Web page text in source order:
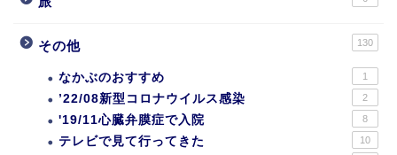
その他 130
なかぶのおすすめ 1
’22/08新型コロナウイルス感染 2
'19/11心臓弁膜症で入院 8
テレビで見て行ってきた 10